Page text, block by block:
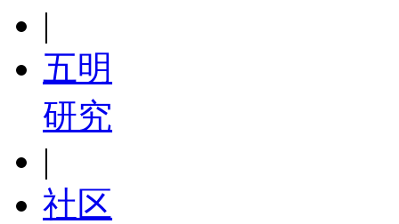
|
五明
研究
|
社区